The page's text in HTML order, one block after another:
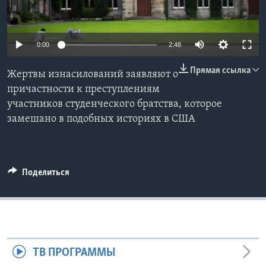
Learning English
Языки
0:00 2:48
Прямая ссылка
Жертвы изнасилований заявляют о
причастности к преступлениям
участников студенческого братства, которое
замешано в подобных историях в США
Поделиться
ТВ ПРОГРАММЫ